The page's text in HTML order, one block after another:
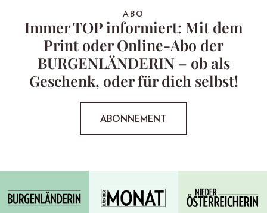
ABO
Immer TOP informiert: Mit dem
Print oder Online-Abo der
BURGENLÄNDERIN – ob als
Geschenk, oder für dich selbst!
ABONNEMENT